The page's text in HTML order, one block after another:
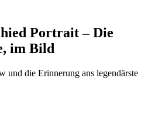
Portrait – Die
im Bild
und die Erinnerung ans legendärste